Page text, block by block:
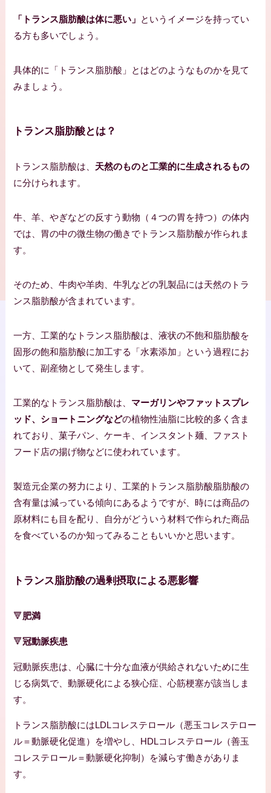
「トランス脂肪酸は体に悪い」 というイメージを持ってい
る方も多いでしょう。
具体的に「トランス脂肪酸」とはどのようなものかを見て
みましょう。
トランス脂肪酸とは？
トランス脂肪酸は、 天然のものと工業的に生成されるもの
に分けられます。
牛、羊、やぎなどの反すう動物（４つの胃を持つ）の体内
では、胃の中の微生物の働きでトランス脂肪酸が作られま
す。
そのため、牛肉や羊肉、牛乳などの乳製品には天然のトラ
ンス脂肪酸が含まれています。
一方、工業的なトランス脂肪酸は、液状の不飽和脂肪酸を
固形の飽和脂肪酸に加工する「水素添加」という過程にお
いて、副産物として発生します。
工業的なトランス脂肪酸は、 マーガリンやファットスプレ
ッド、ショートニングなどの植物性油脂に比較的多く含ま
れており、菓子パン、ケーキ、インスタント麺、ファスト
フード店の揚げ物などに使われています。
製造元企業の努力により、工業的トランス脂肪酸脂肪酸の
含有量は減っている傾向にあるようですが、時には商品の
原材料にも目を配り、自分がどういう材料で作られた商品
を食べているのか知ってみることもいいかと思います。
トランス脂肪酸の過剰摂取による悪影響
🔻肥満
🔻冠動脈疾患
冠動脈疾患は、心臓に十分な血液が供給されないために生
じる病気で、動脈硬化による狭心症、心筋梗塞が該当しま
す。
トランス脂肪酸にはLDLコレステロール（悪玉コレステロー
ル＝動脈硬化促進）を増やし、HDLコレステロール（善玉
コレステロール＝動脈硬化抑制）を減らす働きがありま
す。